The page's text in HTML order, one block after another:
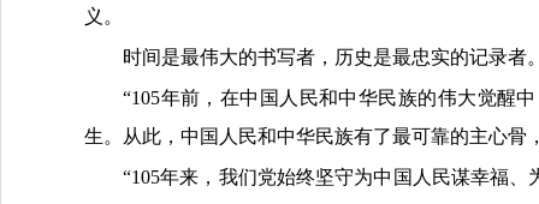
义。
时间是最伟大的书写者，历史是最忠实的记录者
“105年前，在中国人民和中华民族的伟大觉醒
生。从此，中国人民和中华民族有了最可靠的主心
“105年来，我们党始终坚守为中国人民谋幸福